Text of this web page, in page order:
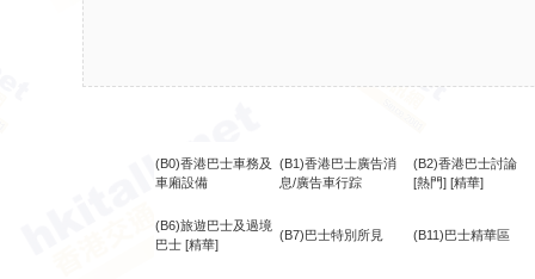
(B0)香港巴士車務及
車廂設備
(B1)香港巴士廣告消
息/廣告車行踪
(B2)香港巴士討論
[熱門] [精華]
(B6)旅遊巴士及過境
巴士 [精華]
(B7)巴士特別所見 (B11)巴士精華區